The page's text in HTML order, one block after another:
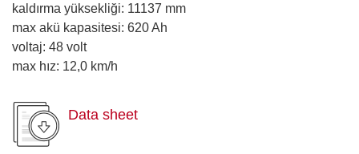
kaldırma yüksekliği: 11137 mm
max akü kapasitesi: 620Ah
voltaj: 48 volt
max hız: 12,0 km/h
Data sheet